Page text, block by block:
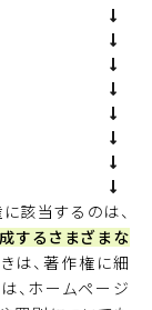
該当するのは、
するさまざまな
は、著作権に細
、ホームページ